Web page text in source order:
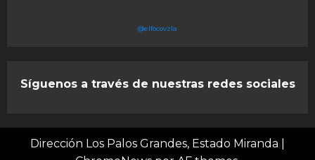
@elfocovzla
Síguenos a través de nuestras redes sociales
Dirección Los Palos Grandes, Estado Miranda